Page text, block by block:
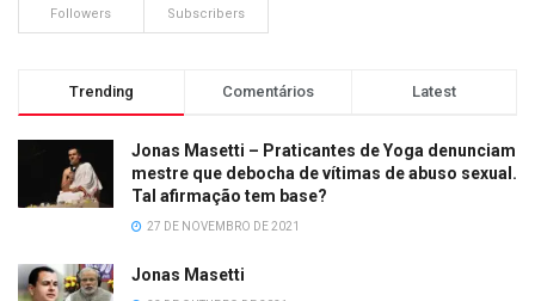
Followers Subscribers
Trending Comentários Latest
Jonas Masetti – Praticantes de Yoga denunciam
mestre que debocha de vítimas de abuso sexual.
Tal afirmação tem base?
27 DE NOVEMBRO DE 2021
Jonas Masetti